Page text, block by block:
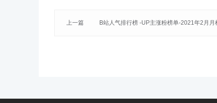
上一篇
B站人气排行榜 -UP主涨粉榜单-2021年2月月